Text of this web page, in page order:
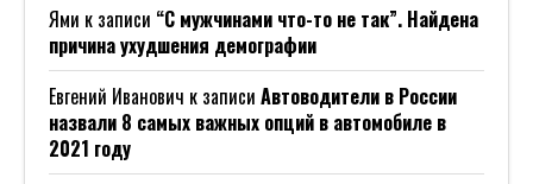
Ями к записи “С мужчинами что-то не так”. Найдена
причина ухудшения демографии
Евгений Иванович к записи Автоводители в России
назвали 8 самых важных опций в автомобиле в
2021 году